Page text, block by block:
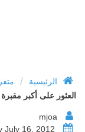
الرئيسية /
العثور على أكبر